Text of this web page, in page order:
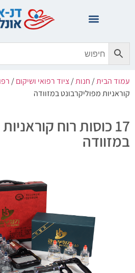
עמוד הבית/חנות/ציוד רפואי ושיקום/
קוראניות מפוליקרבונט במזוודה
17 כוסות רוח
במזוודה